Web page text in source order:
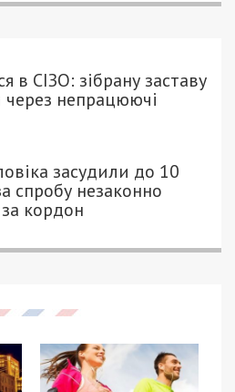
в СІЗО: зібрану заставу
непрацюючі
засудили до 10
спробу незаконно
кордон